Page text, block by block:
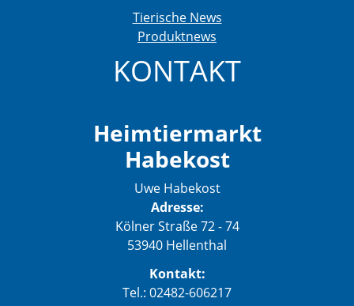
Tierische News
Produktnews
KONTAKT
Heimtiermarkt
Habekost
Uwe Habekost
Adresse:
Kölner Straße 72 - 74
53940 Hellenthal
Kontakt:
Tel.: 02482-606217